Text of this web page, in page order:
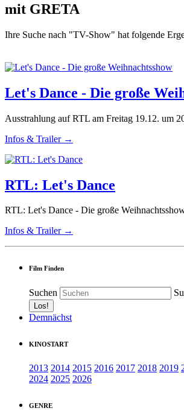
mit GRETA
Ihre Suche nach "TV-Show" hat folgende
Let's Dance - Die große
Ausstrahlung auf RTL am Freitag 19.12. um
Infos & Trailer →
RTL: Let's Dance
RTL: Let's Dance - Die große
Infos & Trailer →
Film Finden
Suchen
Demnächst
KINOSTART
2013 2014 2015 2016 2017 2018 2019
2024 2025 2026
GENRE